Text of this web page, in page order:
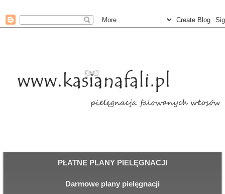
PŁATNE PLANY PIELĘGNACJI
Darmowe plany pielęgnacji